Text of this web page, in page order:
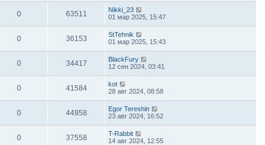
0 63511
Nikki_23
01 мар 2025, 15:47
0 36153
StTehnik
01 мар 2025, 15:43
0 34417
BlackFury
12 сен 2024, 03:41
0 41584
kot
28 авг 2024, 08:58
0 44958
Egor Tereshin
23 авг 2024, 16:52
0 37558
T-Rabbit
14 авг 2024, 12:55